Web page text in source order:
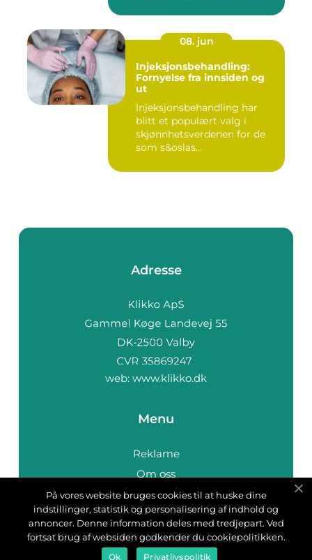
08. jun
Injeksjonsbehandling:
Fornyelse fra innsiden og
ut
Injeksjonsbehandling har
blitt et populært valg i
skjønnhetsverdenen for de
som s&oslas...
Adresse
web: www.klikko.dk
Menu
Reklame
Om oss
Cookies
Kontakt Oss
Sitemap
På vores website bruges cookies til at huske dine
indstillinger, statistik og personalisering af indhold og
annoncer. Denne information deles med tredjepart. Ved
fortsat brug af websiden godkender du cookiepolitikken.
Ok Privatlivspolitik